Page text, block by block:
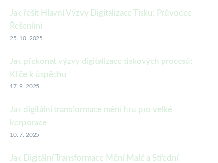
Jak řešit Hlavní Výzvy Digitalizace Tisku: Průvodce
Řešeními
25. 10. 2025
Jak překonat výzvy digitalizace tiskových procesů:
Klíče k úspěchu
17. 9. 2025
Jak digitální transformace mění hru pro velké
korporace
10. 7. 2025
Jak Digitální Transformace Mění Malé a Střední